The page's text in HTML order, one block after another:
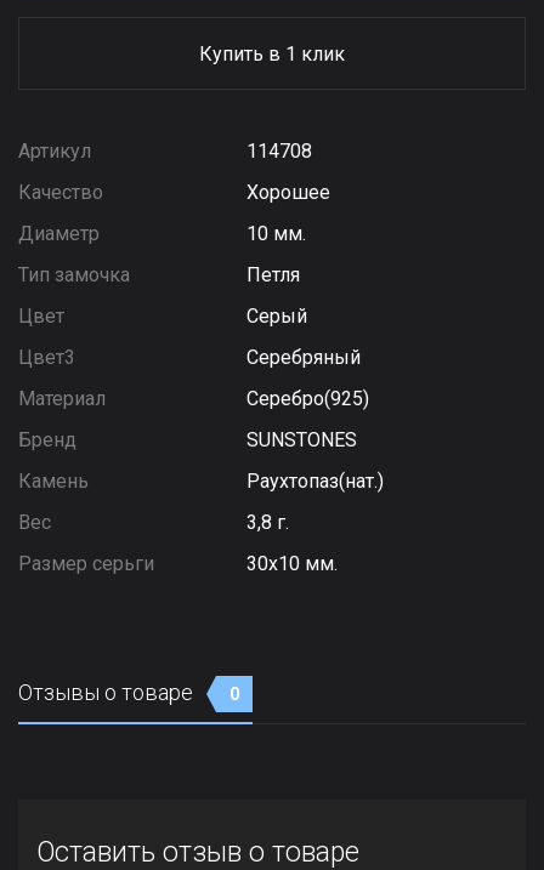
Купить в 1 клик
Артикул
114708
Качество
Хорошее
Диаметр
10 мм.
Тип замочка
Петля
Цвет
Серый
Цвет3
Серебряный
Материал
Серебро(925)
Бренд
SUNSTONES
Камень
Раухтопаз(нат.)
Вес
3,8 г.
Размер серьги
30х10 мм.
Отзывы о товаре 0
Оставить отзыв о товаре